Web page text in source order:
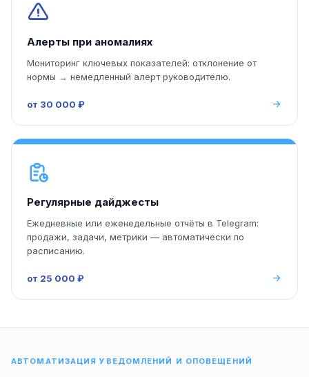
Алерты при аномалиях
Мониторинг ключевых показателей: отклонение от
нормы → немедленный алерт руководителю.
от 30 000 ₽
Регулярные дайджесты
Ежедневные или еженедельные отчёты в Telegram:
продажи, задачи, метрики — автоматически по
расписанию.
от 25 000 ₽
АВТОМАТИЗАЦИЯ УВЕДОМЛЕНИЙ И ОПОВЕЩЕНИЙ